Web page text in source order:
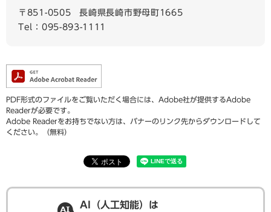
〒851-0505
長崎県長崎市野母町1665
Tel：095-893-1111
PDF形式のファイルをご覧いただく場合には、Adobe社が提供するAdobe
Readerが必要です。
Adobe Readerをお持ちでない方は、バナーのリンク先からダウンロードして
ください。（無料）
AI（人工知能）は